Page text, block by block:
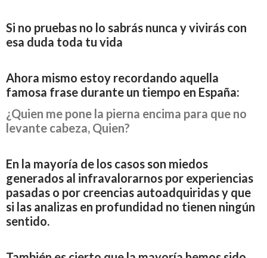
Si no pruebas no lo sabrás nunca y vivirás con
esa duda toda tu vida
Ahora mismo estoy recordando aquella
famosa frase durante un tiempo en España:
¿Quien me pone la pierna encima para que no
levante cabeza, Quien?
En la mayoría de los casos son miedos
generados al infravalorarnos por experiencias
pasadas o por creencias autoadquiridas y que
si las analizas en profundidad no tienen ningún
sentido.